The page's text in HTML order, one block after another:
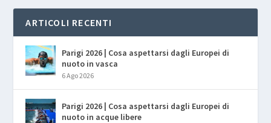
ARTICOLI RECENTI
Parigi 2026 | Cosa aspettarsi dagli Europei di
nuoto in vasca
6 Ago 2026
Parigi 2026 | Cosa aspettarsi dagli Europei di
nuoto in acque libere